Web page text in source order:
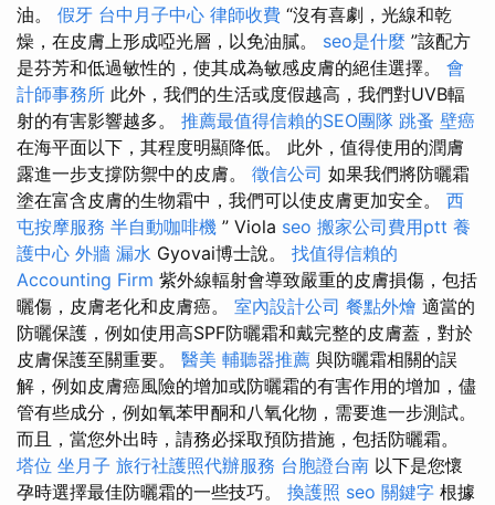
油。 假牙 台中月子中心 律師收費 “沒有喜劇，光線和乾
燥，在皮膚上形成啞光層，以免油膩。 seo是什麼 ”該配方
是芬芳和低過敏性的，使其成為敏感皮膚的絕佳選擇。 會
計師事務所 此外，我們的生活或度假越高，我們對UVB輻
射的有害影響越多。 推薦最值得信賴的SEO團隊 跳蚤 壁癌
在海平面以下，其程度明顯降低。 此外，值得使用的潤膚
露進一步支撐防禦中的皮膚。 徵信公司 如果我們將防曬霜
塗在富含皮膚的生物霜中，我們可以使皮膚更加安全。 西
屯按摩服務 半自動咖啡機 ” Viola seo 搬家公司費用ptt 養
護中心 外牆 漏水 Gyovai博士說。 找值得信賴的
Accounting Firm 紫外線輻射會導致嚴重的皮膚損傷，包括
曬傷，皮膚老化和皮膚癌。 室內設計公司 餐點外燴 適當的
防曬保護，例如使用高SPF防曬霜和戴完整的皮膚蓋，對於
皮膚保護至關重要。 醫美 輔聽器推薦 與防曬霜相關的誤
解，例如皮膚癌風險的增加或防曬霜的有害作用的增加，儘
管有些成分，例如氧苯甲酮和八氧化物，需要進一步測試。
而且，當您外出時，請務必採取預防措施，包括防曬霜。
塔位 坐月子 旅行社護照代辦服務 台胞證台南 以下是您懷
孕時選擇最佳防曬霜的一些技巧。 換護照 seo 關鍵字 根據